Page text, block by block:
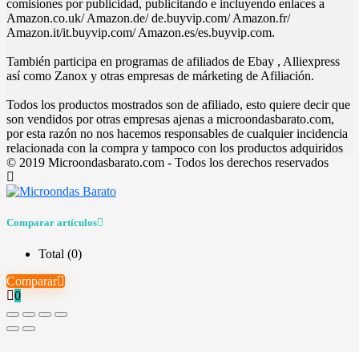
comisiones por publicidad, publicitando e incluyendo enlaces a
Amazon.co.uk/ Amazon.de/ de.buyvip.com/ Amazon.fr/
Amazon.it/it.buyvip.com/ Amazon.es/es.buyvip.com.
También participa en programas de afiliados de Ebay , Alliexpress
así como Zanox y otras empresas de márketing de Afiliación.
Todos los productos mostrados son de afiliado, esto quiere decir que
son vendidos por otras empresas ajenas a microondasbarato.com,
por esta razón no nos hacemos responsables de cualquier incidencia
relacionada con la compra y tampoco con los productos adquiridos
© 2019 Microondasbarato.com - Todos los derechos reservados
Comparar artículos
Total (0)
Comparar
0